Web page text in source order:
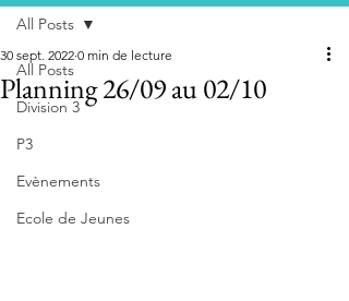
All Posts
Division 3
P3
Evènements
Ecole de Jeunes
All Posts
Planning 26/09 au 02/10
30 sept. 2022 0 min de lecture